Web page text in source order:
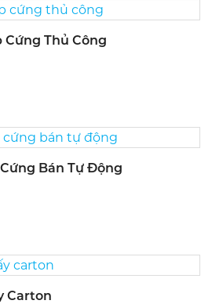
Cứng Thủ Công
Bán Tự Động
Carton